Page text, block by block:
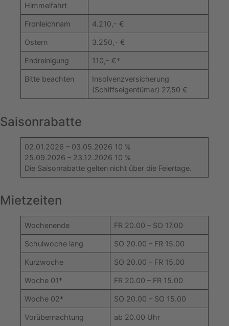
Himmelfahrt
Fronleichnam 4.210,- €
Ostern 3.250,- €
Endreinigung 110,- €*
Bitte beachten
Insolvenzversicherung
(Schiffseigentümer) 27,50 €
Saisonrabatte
02.01.2026 – 03.05.2026 10 %
25.09.2026 – 23.12.2026 10 %
Die Saisonrabatte gelten nicht über die Feiertage.
Mietzeiten
Wochenende FR 20.00 – SO 17.00
Schulwoche lang SO 20.00 – FR 15.00
Kurzwoche SO 20.00 – FR 15.00
Woche 01* FR 20.00 – FR 15.00
Woche 02* SO 20.00 – SO 15.00
Vorübernachtung ab 20.00 Uhr